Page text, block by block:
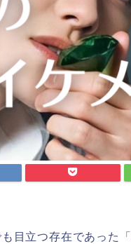
目立つ存在であった「